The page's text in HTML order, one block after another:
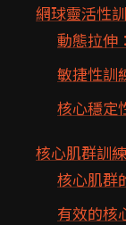
網球靈活性
動態拉伸
敏捷性訓
核心穩定
核心肌群訓
核心肌群
有效的核